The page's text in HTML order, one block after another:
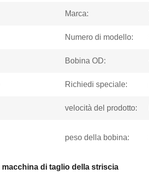
Marca:
Numero di modello:
Bobina OD:
Richiedi speciale:
velocità del prodotto:
peso della bobina:
macchina di taglio della striscia